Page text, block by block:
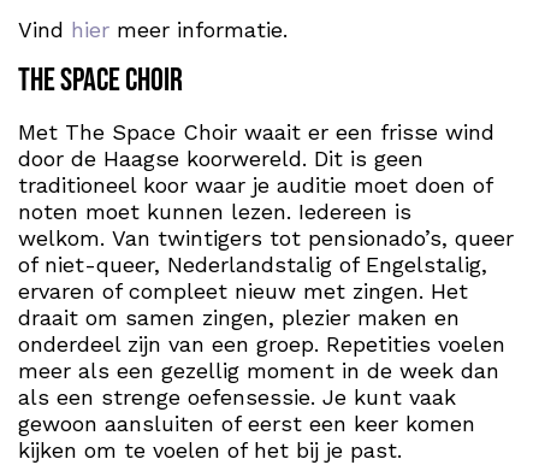
Vind hier meer informatie.
The Space Choir
Met The Space Choir waait er een frisse wind
door de Haagse koorwereld. Dit is geen
traditioneel koor waar je auditie moet doen of
noten moet kunnen lezen. Iedereen is
welkom. Van twintigers tot pensionado’s, queer
of niet-queer, Nederlandstalig of Engelstalig,
ervaren of compleet nieuw met zingen. Het
draait om samen zingen, plezier maken en
onderdeel zijn van een groep. Repetities voelen
meer als een gezellig moment in de week dan
als een strenge oefensessie. Je kunt vaak
gewoon aansluiten of eerst een keer komen
kijken om te voelen of het bij je past.